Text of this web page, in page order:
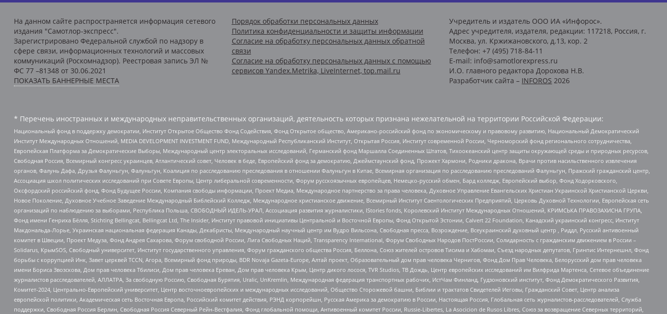
На данном сайте распространяется информация сетевого
издания "Самотлор-экспресс".
Зарегистрировано Федеральной службой по надзору в
сфере связи, информационных технологий и массовых
коммуникаций (Роскомнадзор). Реестровая запись ЭЛ №
ФС 77 –81348 от 30.06.2021
ПОКАЗАТЬ БАННЕРНЫЕ МЕСТА
Порядок обработки персональных данных
Политика конфиденциальности и защиты информации
Согласие на обработку персональных данных обратной
связи
Согласие на обработку персональных данных с помощью
сервисов Yandex.Metrika, LiveInternet, top.mail.ru
Учредитель и издатель ООО ИА «Инфорос».
Адрес учредителя, издателя, редакции: 117218, Россия, г.
Москва, ул. Кржижановского, д.13, кор. 2
Телефон: +7 (495) 718-84-11
E-mail: info@samotlorexpress.ru
И.О. главного редактора Дорохова Н.В.
Разработчик сайта – INFOROS 2026
* Перечень иностранных и международных неправительственных организаций, деятельность которых признана нежелательной на территории Российской Федерации:
Национальный фонд в поддержку демократии, Институт Открытое Общество Фонд Содействия, Фонд Открытое общество, Американо-российский фонд по экономическому и правовому развитию, Национальный Демократический
Институт Международных Отношений, MEDIA DEVELOPMENT INVESTMENT FUND, Международный Республиканский Институт, Открытая Россия, Институт современной России, Черноморский фонд регионального сотрудничества,
Европейская Платформа за Демократические Выборы, Международный центр электоральных исследований, Германский фонд Маршалла Соединенных Штатов, Тихоокеанский центр защиты окружающей среды и природных ресурсов,
Свободная Россия, Всемирный конгресс украинцев, Атлантический совет, Человек в беде, Европейский фонд за демократию, Джеймстаунский фонд, Прожект Хармони, Родники дракона, Врачи против насильственного извлечения
органов, Фалунь Дафа, Друзья Фалуньгун, Фалуньгун, Коалиция по расследованию преследования в отношении Фалуньгун в Китае, Всемирная организация по расследованию преследований Фалуньгун, Пражский гражданский центр,
Ассоциация школ политических исследований при Совете Европы, Центр либеральной современности, Форум русскоязычных европейцев, Немецко-русский обмен, Бард колледж, Европейский выбор, Фонд Ходорковского,
Оксфордский российский фонд, Фонд Будущее России, Компания свободы информации, Проект Медиа, Международное партнерство за права человека, Духовное Управление Евангельских Христиан Украинской Христианской Церкви,
Новое Поколение, Духовное Учебное Заведение Международный Библейский Колледж, Международное христианское движение, Всемирный Институт Саентологических Предприятий, Церковь Духовной Технологии, Европейская сеть
организаций по наблюдению за выборами, Республика Польша, СВОБОДНЫЙ ИДЕЛЬ-УРАЛ, Ассоциация развития журналистики, IStories fonds, Королевский Институт Международных Отношений, КРИМСЬКА ПРАВОЗАХИСНА ГРУПА,
Фонд имени Генриха Бёлля, Stichting Bellingcat, Bellingcat Ltd, The Insider, Институт правовой инициативы Центральной и Восточной Европы, Фонд Открытой Эстонии, Calvert 22 Foundation, Канадский украинский конгресс, Институт
Макдональда-Лорье, Украинская национальная федерация Канады, Декабристы, Международный научный центр им Вудро Вильсона, Свободная пресса, Возрождение, Всеукраинский духовный центр , Риддл, Русский антивоенный
комитет в Швеции, Проект Медуза, Фонд Андрея Сахарова, Форум свободной России, Лига Свободных Наций, Transparеncy International, Форум Свободных Народов ПостРоссии, Солидарность с гражданским движением в России –
Solidarus, КрымSOS, Свободный университет, Институт государственного управления, Форум гражданского общества Россия, Беллона, Союз жителей островов Тисима и Хабомаи, Съезд народных депутатов, Гринпис Интернешнл, Фонд
борьбы с коррупцией Инк, Завет церквей TCCN, Агора, Всемирный фонд природы, BDR Novaja Gazeta-Europe, Алтай проект, Образовательный дом прав человека Чернигов, Фонд Дом Прав Человека, Белорусский дом прав человека
имени Бориса Звозскова, Дом прав человека Тбилиси, Дом прав человека Ереван, Дом прав человека Крым, Центр дикого лосося, TVR Studios, ТВ Дождь, Центр европейских исследований им Вилфрида Мартенса, Сетевое объединение
журналистов расследователей, АЛЛАТРА, За свободную Россию, Свободная Бурятия, Uralic, UnKremlin, Международная федерация транспортных рабочих, ИстЧам Финланд, Гудзоновский институт, Фонд Демократического Развития,
Комитет-2024, Центрально-Европейский университет, Центр восточноевропейских и международных исследований, Общество Сторожевой башни, Библии и трактатов Свидетелей Иеговы, Гражданский Совет, Центр анализа
европейской политики, Академическая сеть Восточная Европа, Российский комитет действия, РЭНД корпорейшн, Русская Америка за демократию в России, Настоящая Россия, Глобальная сеть журналистов-расследователей, Служба
поддержки, Свободная Россия Берлин, Свободная Россия Северный Рейн-Вестфалия, Фонд глобальной помощи, Антивоенный комитет России, Russie-Libertes, La Asocicion de Rusos Libres, Союз за возвращение Северных территорий,